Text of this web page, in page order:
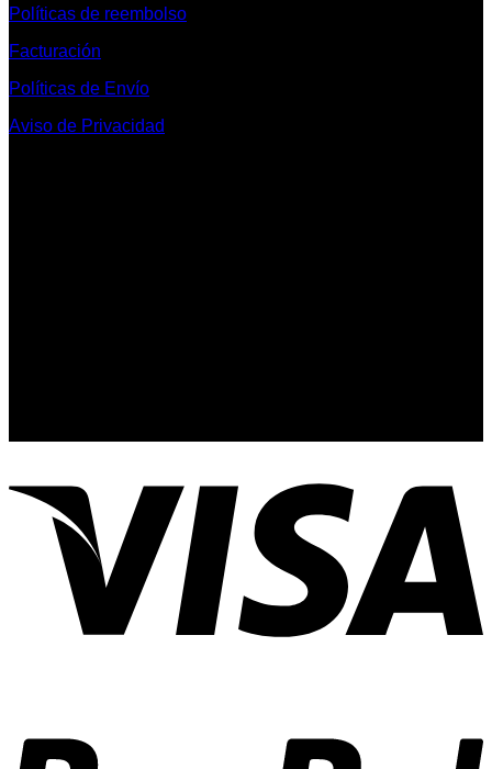
Políticas de reembolso
Facturación
Políticas de Envío
Aviso de Privacidad